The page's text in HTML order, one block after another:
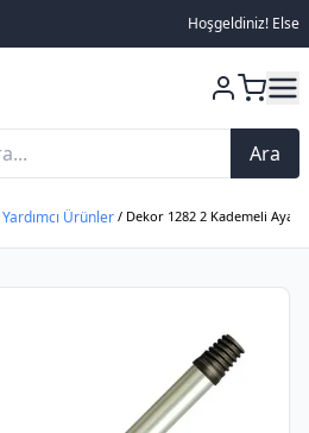
Hoşgeldiniz! Elsen
Ara
Yardımcı Ürünler / Dekor 1282 2 Kademeli